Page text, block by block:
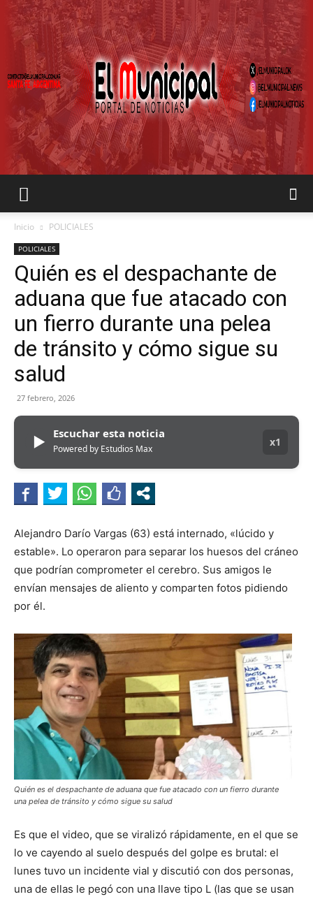
MUNICIPAL
Inicio POLICIALES
POLICIALES
Quién es el despachante de
aduana que fue atacado con
un fierro durante una pelea
de tránsito y cómo sigue su
salud
27 febrero, 2026
▶ Escuchar esta noticia
Powered by Estudios Max
x1
Alejandro Darío Vargas (63) está internado, «lúcido y
estable». Lo operaron para separar los huesos del cráneo
que podrían comprometer el cerebro. Sus amigos le
envían mensajes de aliento y comparten fotos pidiendo
por él.
Quién es el despachante de aduana que fue atacado con un fierro durante
una pelea de tránsito y cómo sigue su salud
Es que el video, que se viralizó rápidamente, en el que se
lo ve cayendo al suelo después del golpe es brutal: el
lunes tuvo un incidente vial y discutió con dos personas,
una de ellas le pegó con una llave tipo L (las que se usan